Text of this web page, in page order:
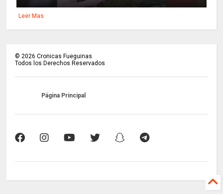
Leer Mas
© 2026 Cronicas Fueguinas
Todos los Derechos Reservados
Página Principal